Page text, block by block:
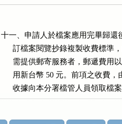
十一、申請人於檔案應用完畢歸
訂檔案閱覽抄錄複製收費標
需提供郵寄服務者，郵遞費
用新台幣 50 元。前項之收
收據向本分署檔管人員領取檔